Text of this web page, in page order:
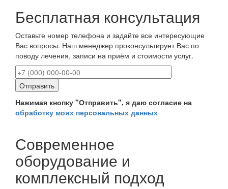
Бесплатная консультация
Оставьте номер телефона и задайте все интересующие
Вас вопросы. Наш менеджер проконсультирует Вас по
поводу лечения, записи на приём и стоимости услуг.
Нажимая кнопку "Отправить", я даю согласие на
обработку моих персональных данных
Современное
оборудование и
комплексный подход